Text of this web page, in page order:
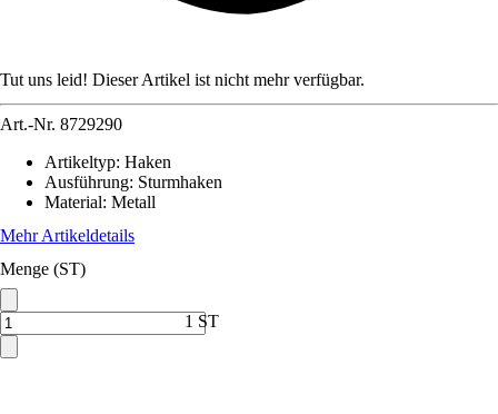
Tut uns leid! Dieser Artikel ist nicht mehr verfügbar.
Art.-Nr. 8729290
Artikeltyp: Haken
Ausführung: Sturmhaken
Material: Metall
Mehr Artikeldetails
Menge (ST)
1 ST